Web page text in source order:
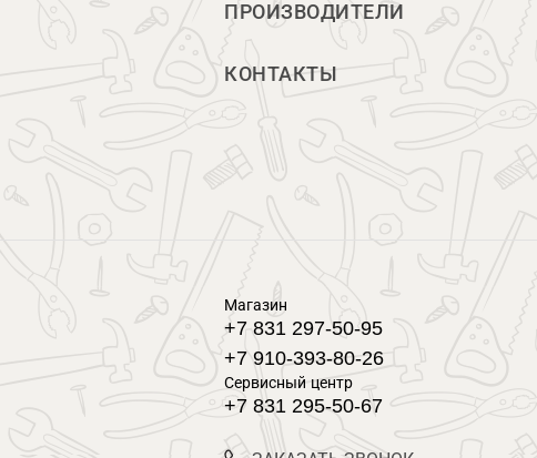
ПРОИЗВОДИТЕЛИ
КОНТАКТЫ
Магазин
+7 831 297-50-95
+7 910-393-80-26
Сервисный центр
+7 831 295-50-67